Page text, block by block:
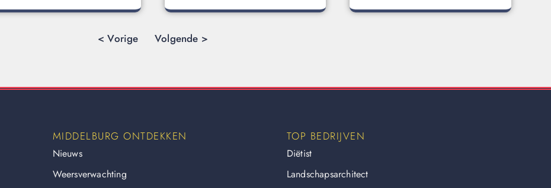
< Vorige Volgende >
MIDDELBURG ONTDEKKEN
Nieuws
Weersverwachting
TOP BEDRIJVEN
Diëtist
Landschapsarchitect